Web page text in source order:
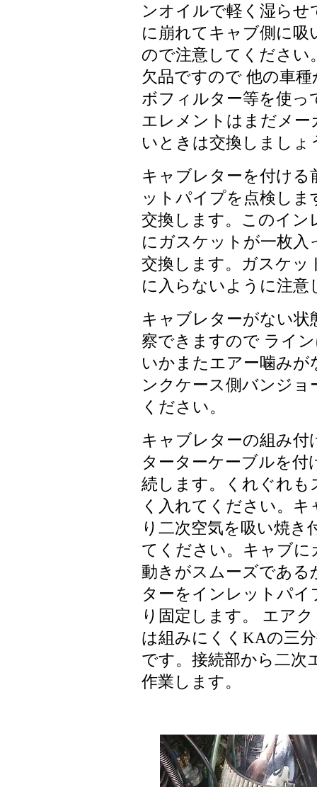
ンオイルで軽く湿ら
に崩れてキャブ側に
ので注意してください
欠品ですので 他の車
ボフィルター等を使
エレメントはまだメ
いときは交換しましょ
キャブレターを付け
ットパイプを点検し
交換します。このイ
にガスケットが一枚
交換します。ガスケッ
に入らないように注意
キャブレターがない
察できますので ライ
いかまたエアー噛み
ンクケース側バンジ
ください。
キャブレターの組み
ターターケーブルを
続します。くれぐれ
く入れてください。
り二次空気を吸い焼
てください。キャブ
動きがスムーズであ
ターをインレットパ
り固定します。 エア
は組みにくくKAの三
です。接続部から二次
作業します。